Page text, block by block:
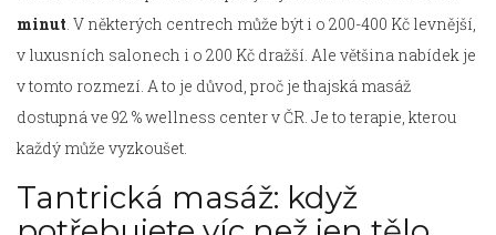
minut. V některých centrech může být i o 200-400 Kč levnější,
v luxusních salonech i o 200 Kč dražší. Ale většina nabídek je
v tomto rozmezí. A to je důvod, proč je thajská masáž
dostupná ve 92 % wellness center v ČR. Je to terapie, kterou
každý může vyzkoušet.
Tantrická masáž: když